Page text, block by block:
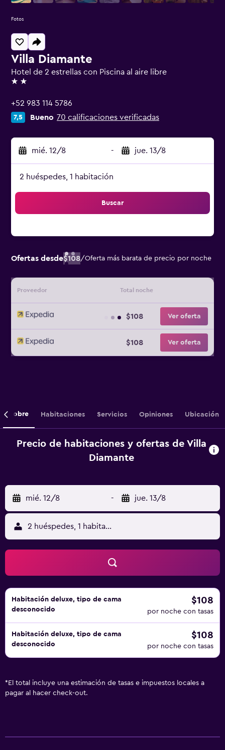
Villa Diamante
Hotel de 2 estrellas con Piscina al aire libre
2 estrellas
+52 983 114 5786
7,5 Bueno 70 calificaciones verificadas
mié. 12/8 - jue. 13/8
2 huéspedes, 1 habitación
Buscar
Ofertas desde$108/Oferta más barata de precio por noche
Proveedor Total noche
$108 Ver oferta
$108 Ver oferta
Fotos
Sobre Habitaciones Servicios Opiniones Ubicación
Precio de habitaciones y ofertas de Villa
Diamante
mié. 12/8 - jue. 13/8
2 huéspedes, 1 habitación
Habitación deluxe, tipo de cama
desconocido
$108
por noche con tasas
Habitación deluxe, tipo de cama
desconocido
$108
por noche con tasas
* El total incluye una estimación de tasas e impuestos locales a
pagar al hacer check-out.